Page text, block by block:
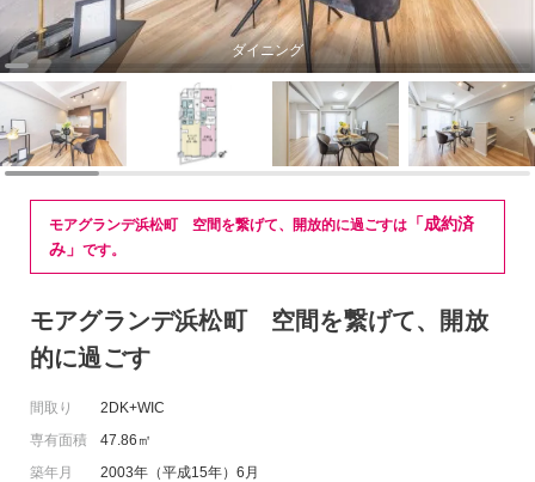
ダイニング
モアグランデ浜松町 空間を繋げて、開放的に過ごすは 「成約済
み」 です。
モアグランデ浜松町 空間を繋げて、開放
的に過ごす
間取り
2DK+WIC
専有面積
47.86㎡
築年月
2003年（平成15年）6月